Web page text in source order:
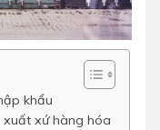
khẩu
xuất xứ hàng hóa